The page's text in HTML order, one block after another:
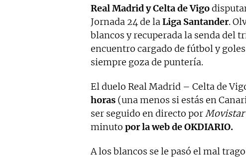
Real Madrid y Celta de Vigo
Jornada 24 de laLiga Santander.
blancos y recuperada la senda del
encuentro cargado de fútbol y
siempre goza de puntería.
El duelo Real Madrid – Celta de
horas (una menos si estás en
ser seguido en directo porMovistar
minuto por la web de OKDIARIO.
A los blancos se le pasó el mal